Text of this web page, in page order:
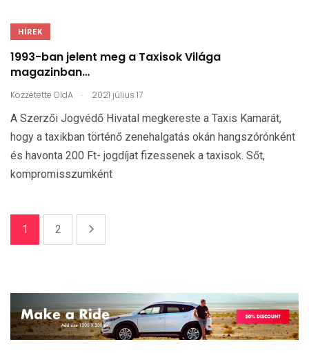
HÍREK
1993-ban jelent meg a Taxisok Világa
magazinban…
Közzétette OldA . 2021 július 17
A Szerzői Jogvédő Hivatal megkereste a Taxis Kamarát,
hogy a taxikban történő zenehalgatás okán hangszórónként
és havonta 200 Ft- jogdíjat fizessenek a taxisok. Sőt,
kompromisszumként
1 2